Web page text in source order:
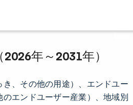
年～2031年）
、その他の用途）、エンドユー
エンドユーザー産業）、地域別